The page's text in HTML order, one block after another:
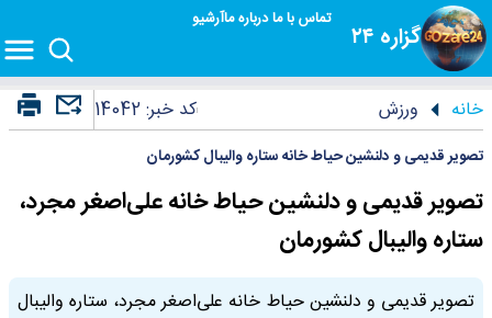
گزاره ۲۴
تماس با مادرباره ماآرشیو
خانه ورزش کد خبر:14042
تصویر قدیمی و دلنشین حیاط خانه ستاره والیبال کشورمان
تصویر قدیمی و دلنشین حیاط خانه علی‌اصغر مجرد،
ستاره والیبال کشورمان
تصویر قدیمی و دلنشین حیاط خانه علی‌اصغر مجرد، ستاره والیبال